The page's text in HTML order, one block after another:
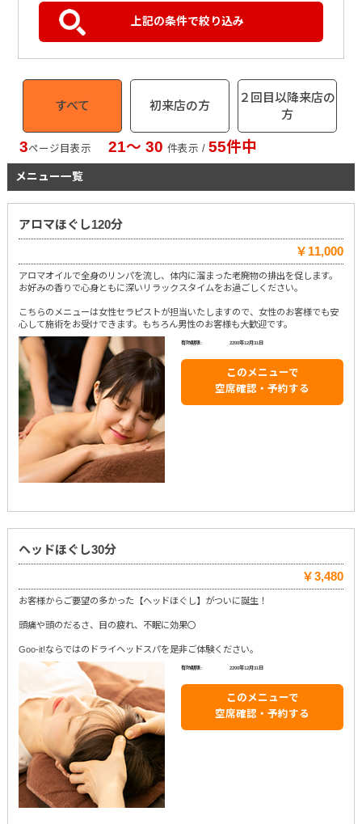
すべて 初来店の方
２回目以降来店の
方
3ページ目表示 21〜 30 件表示 / 55件中
メニュー一覧
アロマほぐし120分
￥11,000
アロマオイルで全身のリンパを流し、体内に溜まった老廃物の排出を促します。
お好みの香りで心身ともに深いリラックスタイムをお過ごしください。
こちらのメニューは女性セラピストが担当いたしますので、女性のお客様でも安
心して施術をお受けできます。もちろん男性のお客様も大歓迎です。
有効期限: 2200年12月31日
このメニューで
空席確認・予約する
ヘッドほぐし30分
￥3,480
お客様からご要望の多かった【ヘッドほぐし】がついに誕生！
頭痛や頭のだるさ、目の疲れ、不眠に効果〇
Goo-it!ならではのドライヘッドスパを是非ご体験ください。
有効期限: 2200年12月31日
このメニューで
空席確認・予約する